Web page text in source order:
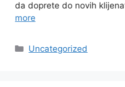
da doprete do novih
more
Categories
Uncategorized